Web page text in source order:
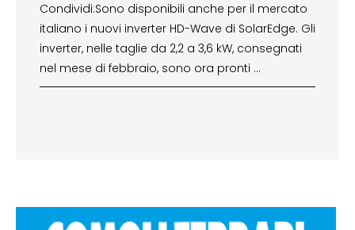
Condividi:Sono disponibili anche per il mercato
italiano i nuovi inverter HD-Wave di SolarEdge. Gli
inverter, nelle taglie da 2,2 a 3,6 kW, consegnati
nel mese di febbraio, sono ora pronti …